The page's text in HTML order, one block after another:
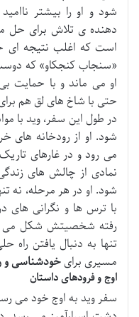
شود و او را بیشتر
دهنده ی تلاش برای حل
است که اغلب نتیجه ای
«سنجاب کنجکاو» که
او می ماند و با حمایت
حتی با شاخ های لق هم
در طول این سفر، وید با
شود. او از رودخانه های
می رود و در غارهای
نمادی از چالش های
شود. او در هر مرحله، نه
با ترس ها و نگرانی های
رفته شخصیتش شکل می
تنها به دنبال یافتن
مسیری برایخودشناسی و
اوج و فرودهای داستان
سفر وید به اوج خود می